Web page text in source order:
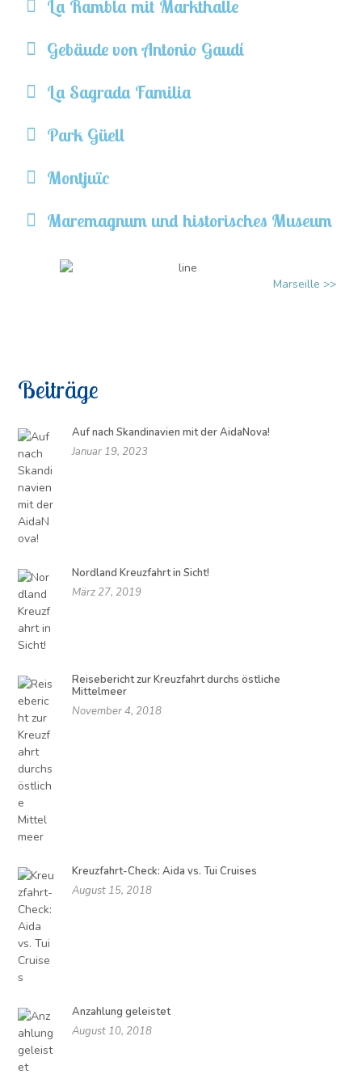
La Rambla mit Markthalle
Gebäude von Antonio Gaudí
La Sagrada Familia
Park Güell
Montjuïc
Maremagnum und historisches Museum
Marseille >>
Beiträge
Auf nach Skandinavien mit der AidaNova!
Januar 19, 2023
Nordland Kreuzfahrt in Sicht!
März 27, 2019
Reisebericht zur Kreuzfahrt durchs östliche
Mittelmeer
November 4, 2018
Kreuzfahrt-Check: Aida vs. Tui Cruises
August 15, 2018
Anzahlung geleistet
August 10, 2018